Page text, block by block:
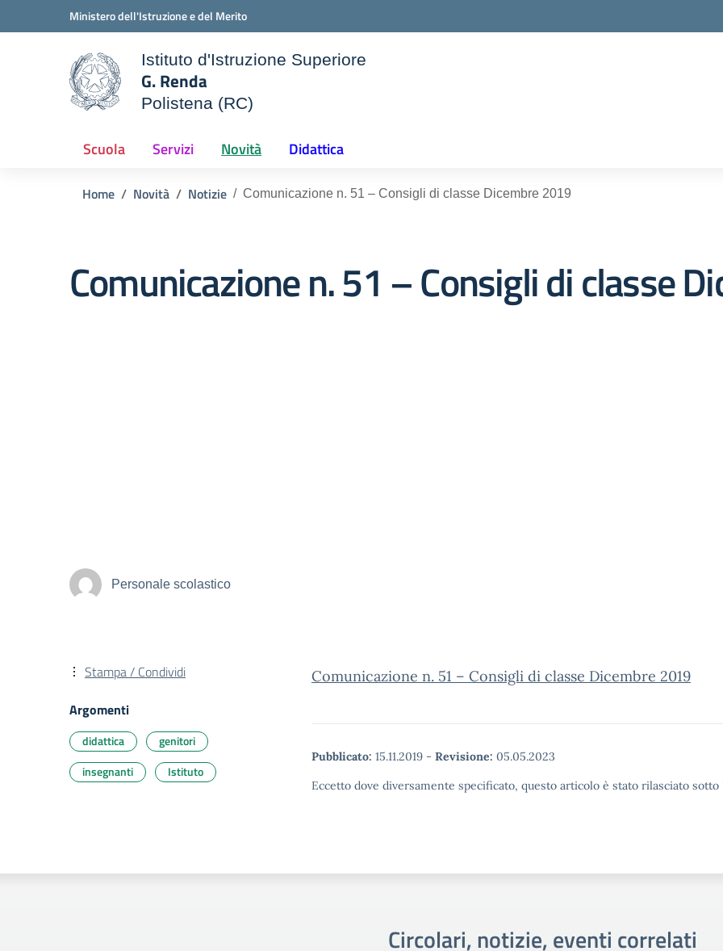
Vai ai contenuti
Vai al menu di navigazioneMinistero dell'Istruzione e del Merito
della scuola
Istituto d'Istruzione Superiore
G. Renda
Polistena (RC)
Scuola Servizi Novità Didattica
Home Novità Notizie Comunicazione n. 51 – Consigli di classe Dicembre 2019
Comunicazione n. 51 – Consigli di classe
Personale scolastico
Comunicazione n. 51 – Consigli di classe Dicembre 2019
Pubblicato: 15.11.2019 - Revisione: 05.05.2023
Eccetto dove diversamente specificato, questo articolo è stato rilasciato
Stampa / Condividi
Argomenti
didattica
genitori
insegnanti
Istituto
Circolari, notizie, eventi correlati